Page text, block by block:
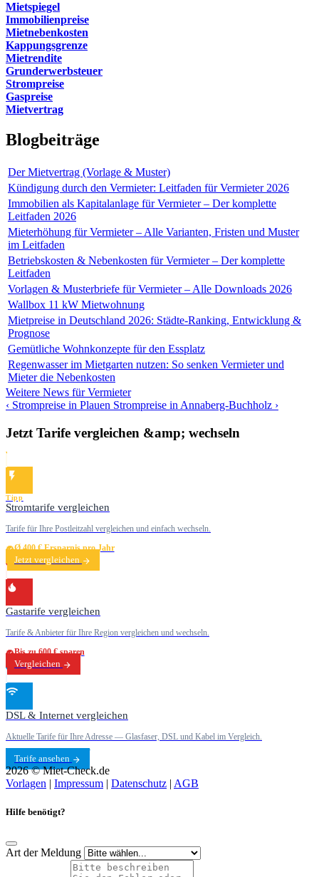
Mietspiegel
Immobilienpreise
Mietnebenkosten
Kappungsgrenze
Mietrendite
Grunderwerbsteuer
Strompreise
Gaspreise
Mietvertrag
Blogbeiträge
Der Mietvertrag (Vorlage & Muster)
Kündigung durch den Vermieter: Leitfaden für Vermieter 2026
Immobilien als Kapitalanlage für Vermieter – Der komplette
Leitfaden 2026
Mieterhöhung für Vermieter – Alle Varianten, Fristen und Muster
im Leitfaden
Betriebskosten & Nebenkosten für Vermieter – Der komplette
Leitfaden
Vorlagen & Musterbriefe für Vermieter – Alle Downloads 2026
Wallbox 11 kW Mietwohnung
Mietpreise in Deutschland 2026: Städte-Ranking, Entwicklung &
Prognose
Gemütliche Wohnkonzepte für den Essplatz
Regenwasser im Mietgarten nutzen: So senken Vermieter und
Mieter die Nebenkosten
Weitere News für Vermieter
‹ Strompreise in Plauen Strompreise in Annaberg-Buchholz ›
Jetzt Tarife vergleichen &amp; wechseln
Tipp
Stromtarife vergleichen
Tarife für Ihre Postleitzahl vergleichen und einfach wechseln.
Ø 400 € Ersparnis pro Jahr
Jetzt vergleichen
Gastarife vergleichen
Tarife & Anbieter für Ihre Region vergleichen und wechseln.
Bis zu 600 € sparen
Vergleichen
DSL & Internet vergleichen
Aktuelle Tarife für Ihre Adresse — Glasfaser, DSL und Kabel im Vergleich.
Tarife ansehen
2026 © Miet-Check.de
Vorlagen | Impressum | Datenschutz | AGB
Hilfe benötigt?
Art der Meldung